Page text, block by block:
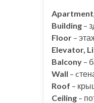
Building –
Floor –
Elevator,
Balcony –
Wall –
Roof –
Ceiling –